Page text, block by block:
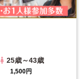
25歳～43歳
1,500円